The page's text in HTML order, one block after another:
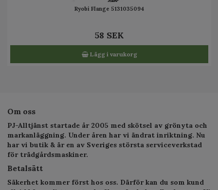
Ryobi Flange 5131035094
58 SEK
Lägg i varukorg
Om oss
PJ-Alltjänst startade år 2005 med skötsel av grönyta och
markanläggning. Under åren har vi ändrat inriktning. Nu
har vi butik & är en av Sveriges största serviceverkstad
för trädgårdsmaskiner.
Betalsätt
Säkerhet kommer först hos oss. Därför kan du som kund